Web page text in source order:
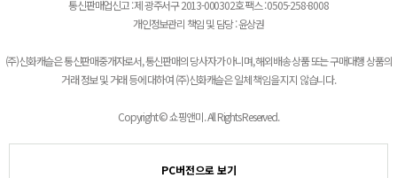
통신판매업신고 : 제 광주서구 2013-000302호 팩스 : 0505-258-8008
개인정보관리 책임 및 담당 : 윤상권
(주)신화캐슬은 통신판매중개자로서, 통신판매의 당사자가 아니며, 해외배송 상품 또는 구매대행 상품의
거래 정보 및 거래 등에 대하여 (주)신화캐슬은 일체 책임을 지지 않습니다.
Copyright © 쇼핑앤미. All Rights Reserved.
PC버전으로 보기